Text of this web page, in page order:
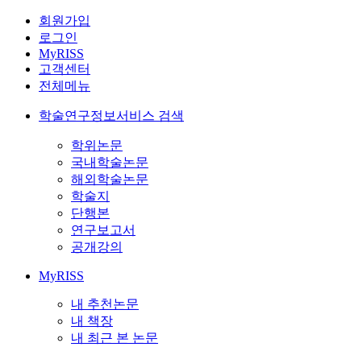
회원가입
로그인
MyRISS
고객센터
전체메뉴
학술연구정보서비스 검색
학위논문
국내학술논문
해외학술논문
학술지
단행본
연구보고서
공개강의
MyRISS
내 추천논문
내 책장
내 최근 본 논문